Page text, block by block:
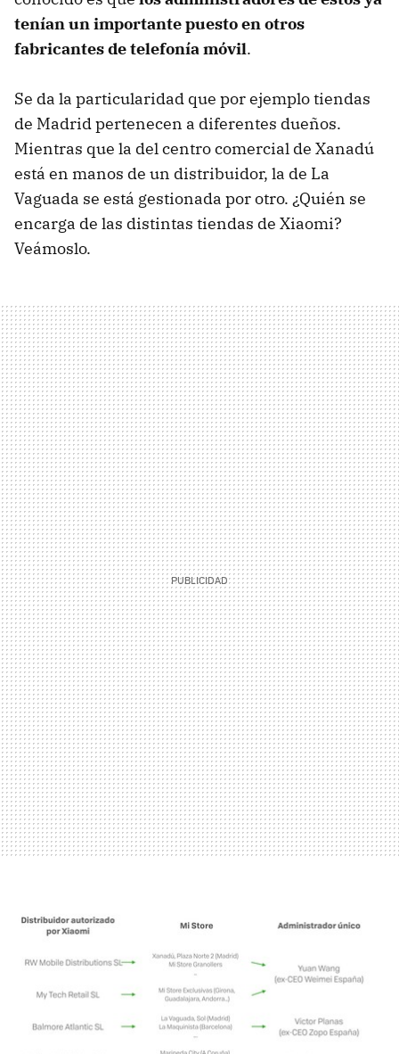
tenían un importante puesto en otros
fabricantes de telefonía móvil.
Se da la particularidad que por ejemplo tiendas
de Madrid pertenecen a diferentes dueños.
Mientras que la del centro comercial de Xanadú
está en manos de un distribuidor, la de La
Vaguada se está gestionada por otro. ¿Quién se
encarga de las distintas tiendas de Xiaomi?
Veámoslo.